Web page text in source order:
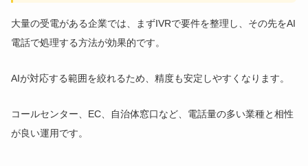
大量の受電がある企業では、まずIVRで要件を整理し、その先をAI
電話で処理する方法が効果的です。
AIが対応する範囲を絞れるため、精度も安定しやすくなります。
コールセンター、EC、自治体窓口など、電話量の多い業種と相性
が良い運用です。